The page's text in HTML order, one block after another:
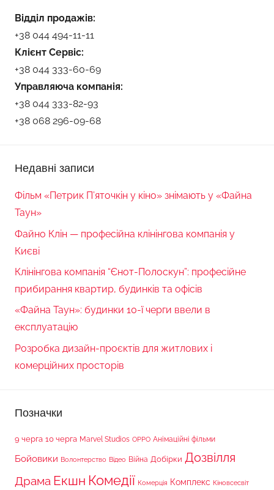
Відділ продажів:
+38 044 494-11-11
Клієнт Сервіс:
+38 044 333-60-69
Управляюча компанія:
+38 044 333-82-93
+38 068 296-09-68
Недавні записи
Фільм «Петрик П’яточкін у кіно» знімають у «Файна
Таун»
Файно Клін — професійна клінінгова компанія у
Києві
Клінінгова компанія “Єнот-Полоскун”: професійне
прибирання квартир, будинків та офісів
«Файна Таун»: будинки 10-ї черги ввели в
експлуатацію
Розробка дизайн-проєктів для житлових і
комерційних просторів
Позначки
9 черга 10 черга Marvel Studios OPPO Анімаційні фільми
Бойовики Волонтерство Відео Війна Добірки Дозвілля
Драма Екшн Комедії Комерція Комплекс Кіновсесвіт